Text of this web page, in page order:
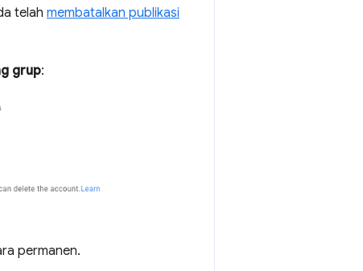
telah membatalkan publikasi
grup:
permanen.